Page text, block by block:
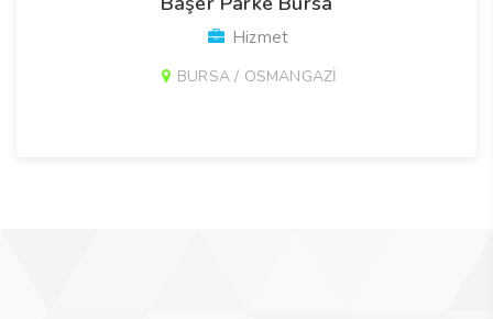
Hizmet
BURSA / OSMANGAZİ